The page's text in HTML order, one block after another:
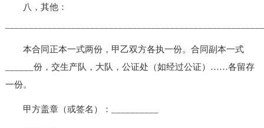
八，其他：
本合同正本一式两份，甲乙双方各执一份。合同副本一式
______份，交生产队，大队，公证处（如经过公证）……各留存
一份。
甲方盖章（或签名）：__________